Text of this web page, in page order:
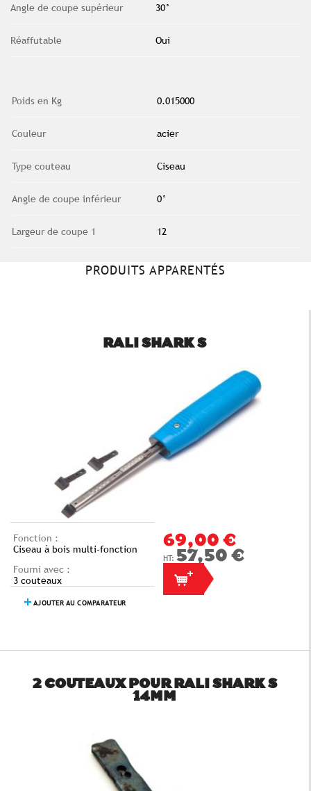
Angle de coupe supérieur 30°
Réaffutable Oui
Poids en Kg 0.015000
Couleur acier
Type couteau Ciseau
Angle de coupe inférieur 0°
Largeur de coupe 1 12
PRODUITS APPARENTÉS
RALI SHARK S
Fonction :
Ciseau à bois multi-fonction
Fourni avec :
3 couteaux
AJOUTER AU COMPARATEUR
69,00 €
57,50 €
2 COUTEAUX POUR RALI SHARK S
14MM